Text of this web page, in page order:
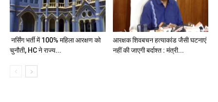
नर्सिंग भर्ती में 100% महिला आरक्षण को
चुनौती, HC ने राज्य...
आरक्षक शिवबचन हत्याकांड जैसी घटनाएं
नहीं की जाएगी बर्दाश्त : मंत्री...